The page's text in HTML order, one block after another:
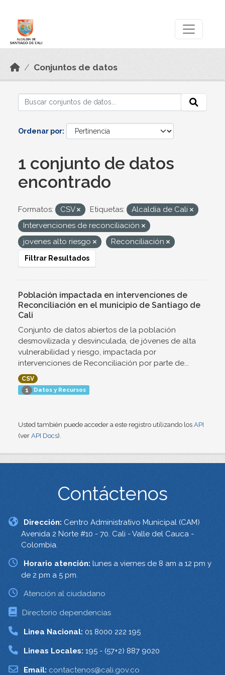
Conjuntos de datos
Ordenar por
1 conjunto de datos
encontrado
Formatos: CSV Etiquetas:
Alcaldía de Cali
Intervenciones de reconciliación
jovenes alto riesgo
Reconciliación
Filtrar Resultados
Población impactada en intervenciones de
Reconciliación en el municipio de Santiago de
Cali
Conjunto de datos abiertos de la población
desmovilizada y desvinculada, de jóvenes de alta
vulnerabilidad y riesgo, impactada por
intervenciones de Reconciliación por parte de...
CSV
1 Datos y Recursos
Usted también puede acceder a este registro utilizando los API
(ver API Docs).
Contáctenos
Dirección: Centro Administrativo Municipal (CAM)
Avenida 2 Norte #10 - 70. Cali - Valle del Cauca -
Colombia.
Horario atención: lunes a viernes de 8 am a 12 pm y
de 2 pm a 5 pm.
Atención al ciudadano
Directorio dependencias
Linea Nacional: 01 8000 222 195
Lineas Locales: 195 - (57+2) 887 9020
Email: contactenos@cali.gov.co